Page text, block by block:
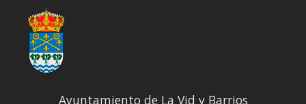
Ayuntamiento de La Vid y Barrios